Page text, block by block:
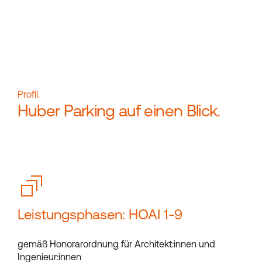
Profil.
Huber Parking auf einen Blick.
Leistungsphasen: HOAI 1-9
gemäß Honorarordnung für Architekt:innen und
Ingenieur:innen